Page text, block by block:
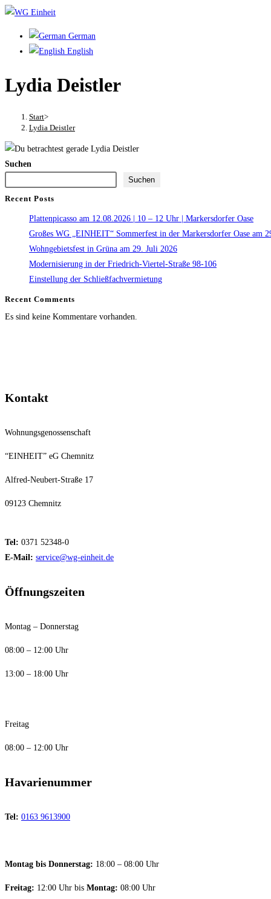
Zum
springen
German
English
Lydia Deistler
Start>
Lydia Deistler
Suchen
Suchen
Recent Posts
Plattenpicasso am 12.08.2026 | 10 – 12 Uhr | Markersdorfer Oase
Großes WG „EINHEIT“ Sommerfest in der Markersdorfer Oase am
Wohngebietsfest in Grüna am 29. Juli 2026
Modernisierung in der Friedrich-Viertel-Straße 98-106
Einstellung der Schließfachvermietung
Recent Comments
Es sind keine Kommentare vorhanden.
Kontakt
Wohnungsgenossenschaft
“EINHEIT” eG Chemnitz
Alfred-Neubert-Straße 17
09123 Chemnitz
Tel: 0371 52348-0
E-Mail: service@wg-einheit.de
Öffnungszeiten
Montag – Donnerstag
08:00 – 12:00 Uhr
13:00 – 18:00 Uhr
Freitag
08:00 – 12:00 Uhr
Havarienummer
Tel: 0163 9613900
Montag bis Donnerstag: 18:00 – 08:00 Uhr
Freitag: 12:00 Uhr bis Montag: 08:00 Uhr